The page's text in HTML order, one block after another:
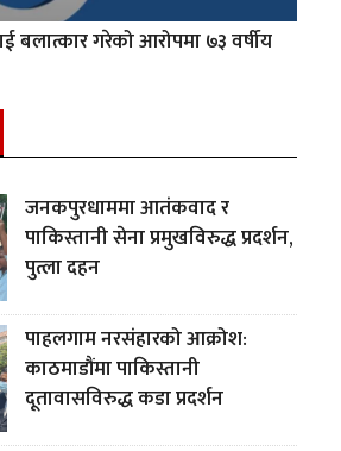
बलात्कार गरेको आरोपमा ७३ वर्षीय
जनकपुरधाममा आतंकवाद र
पाकिस्तानी सेना प्रमुखविरुद्ध प्रदर्शन,
पुत्ला दहन
पाहलगाम नरसंहारको आक्रोश:
काठमाडौंमा पाकिस्तानी
दूतावासविरुद्ध कडा प्रदर्शन